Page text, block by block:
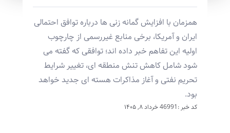
همزمان با افزایش گمانه زنی ها درباره توافق احتمالی
ایران و آمریکا، برخی منابع غیررسمی از چارچوب
اولیه این تفاهم خبر داده اند؛ توافقی که گفته می
شود شامل کاهش تنش منطقه ای، تغییر شرایط
تحریم نفتی و آغاز مذاکرات هسته ای جدید خواهد
بود.
کد خبر :46991 خرداد ۸, ۱۴۰۵